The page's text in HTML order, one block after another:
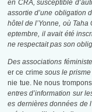
en CRA, susceptible
assortie d’une obligation
hôtel de l’Yonne, où
eptembre, il avait été
ne respectait pas son
Des associations
er ce crime sous le
nie tue. Ne nous
entres d’information sur
es dernières données de